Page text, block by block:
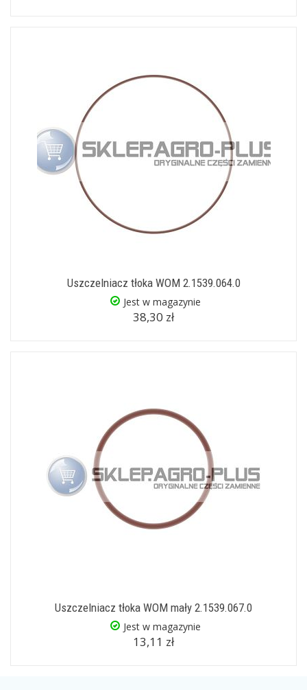
Uszczelniacz tłoka WOM 2.1539.064.0
Jest w magazynie
38,30 zł
Uszczelniacz tłoka WOM mały 2.1539.067.0
Jest w magazynie
13,11 zł